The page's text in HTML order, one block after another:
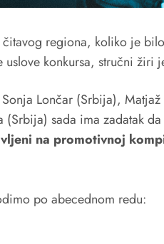
čitavog regiona, koliko je
konkursa, stručni žiri
Lončar (Srbija),
(Srbija) sada ima zadatak
na promotivnoj
po abecednom redu: